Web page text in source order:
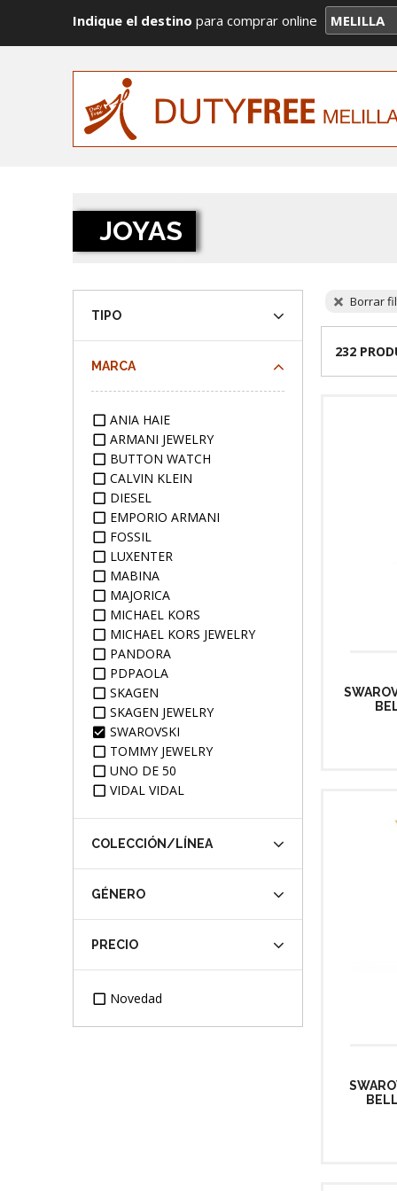
Indique el destino para comprar online
JOYAS
Borrar
232
TIPO
MARCA
ANIA HAIE
ARMANI JEWELRY
BUTTON WATCH
CALVIN KLEIN
DIESEL
EMPORIO ARMANI
FOSSIL
LUXENTER
MABINA
MAJORICA
MICHAEL KORS
MICHAEL KORS JEWELRY
PANDORA
PDPAOLA
SKAGEN
SKAGEN JEWELRY
SWAROVSKI
TOMMY JEWELRY
UNO DE 50
VIDAL VIDAL
COLECCIÓN/LÍNEA
GÉNERO
PRECIO
Novedad